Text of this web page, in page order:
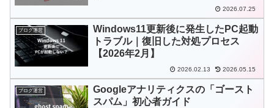
2026.07.25
ブログ運営
Windows11更新後に発生したPC起動
トラブル｜復旧した対処プロセス
【2026年2月】
2026.02.13 2026.05.15
ブログ運営
Googleアナリティクスの「ゴースト
スパム」初心者ガイド